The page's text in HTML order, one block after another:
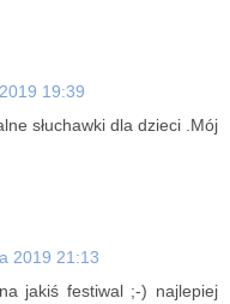
19:39
słuchawki dla dzieci .Mój
2019 21:13
jakiś festiwal ;-) najlepiej